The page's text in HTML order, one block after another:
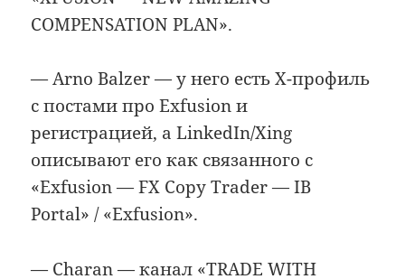
COMPENSATION PLAN».
— Arno Balzer — у него есть X-профиль
с постами про Exfusion и
регистрацией, а LinkedIn/Xing
описывают его как связанного с
«Exfusion — FX Copy Trader — IB
Portal» / «Exfusion».
— Charan — канал «TRADE WITH